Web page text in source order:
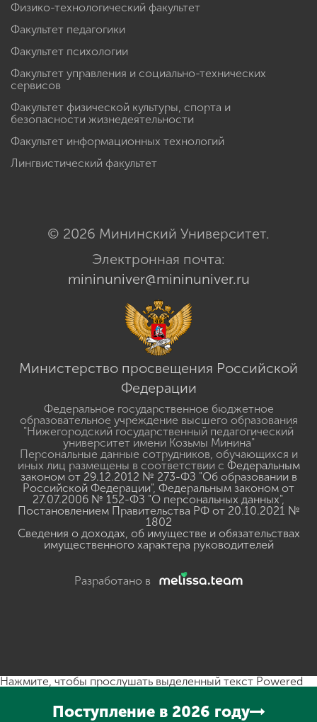
Физико-технологический факультет
Факультет педагогики
Факультет психологии
Факультет управления и социально-технических
сервисов
Факультет физической культуры, спорта и
безопасности жизнедеятельности
Факультет информационных технологий
Лингвистический факультет
© 2026 Мининский Университет.
Электронная почта:
mininuniver@mininuniver.ru
Министерство просвещения Российской
Федерации
Федеральное государственное бюджетное
образовательное учреждение высшего образования
"Нижегородский государственный педагогический
университет имени Козьмы Минина"
Персональные данные сотрудников, обучающихся и
иных лиц размещены в соответствии с Федеральным
законом от 29.12.2012 № 273-ФЗ "Об образовании в
Российской Федерации", Федеральным законом от
27.07.2006 № 152-ФЗ "О персональных данных",
Постановлением Правительства РФ от 20.10.2021 №
1802
Сведения о доходах, об имуществе и обязательствах
имущественного характера руководителей
Разработано в
Поступление в 2026 году
Нажмите, чтобы прослушать выделенный текст Powered